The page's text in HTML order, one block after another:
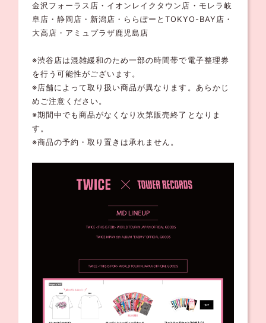
金沢フォーラス店・イオンレイクタウン店・モレラ岐
阜店・静岡店・新潟店・ららぽーとTOKYO-BAY店・
大高店・アミュプラザ鹿児島店
※渋谷店は混雑緩和のため一部の時間帯で電子整理券
を行う可能性がございます。
※店舗によって取り扱い商品が異なります。あらかじ
めご注意ください。
※期間中でも商品がなくなり次第販売終了となりま
す。
※商品の予約・取り置きは承れません。